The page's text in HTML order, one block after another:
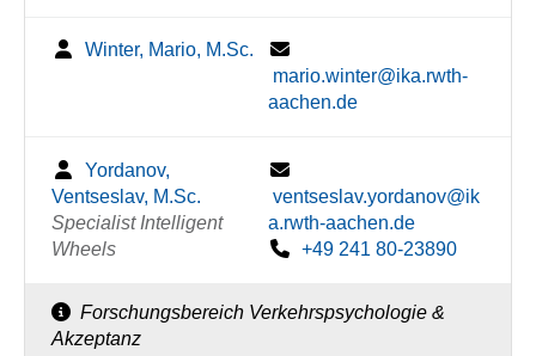
Winter, Mario, M.Sc.
mario.winter@ika.rwth-
aachen.de
Yordanov,
Ventseslav, M.Sc.
Specialist Intelligent
Wheels
ventseslav.yordanov@ik
a.rwth-aachen.de
+49 241 80-23890
Forschungsbereich Verkehrspsychologie &
Akzeptanz